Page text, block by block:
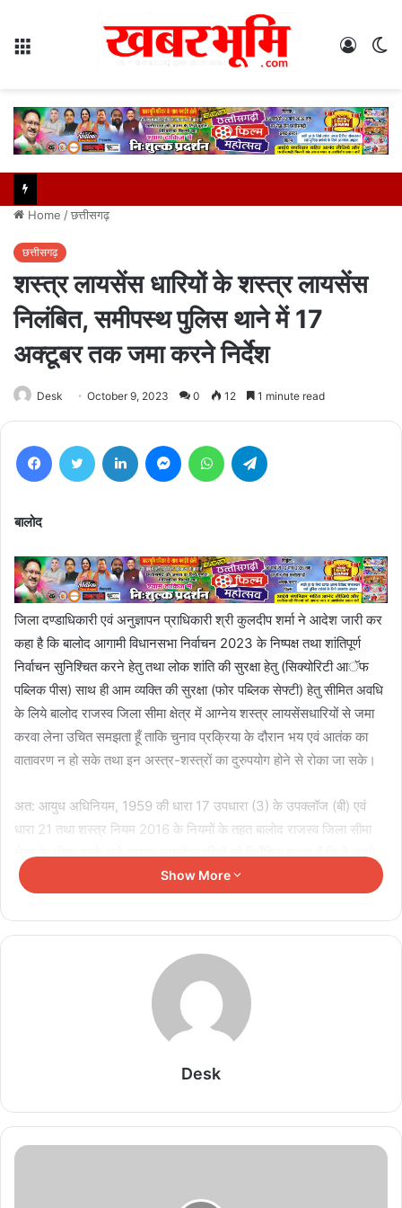
Log
Home /छत्तीसगढ़
छत्तीसगढ़
शस्त्र लायसेंस धारियों के शस्त्र लायसेंस
निलंबित, समीपस्थ पुलिस थाने में 17
अक्टूबर तक जमा करने निर्देश
Desk October 9, 2023 0 12 1 minute read
FacebookTwitter LinkedIn MessengerWhatsApp
बालोद
जिला दण्डाधिकारी एवं अनुज्ञापन प्राधिकारी श्री कुलदीप शर्मा ने आदेश जारी कर
कहा है कि बालोद आगामी विधानसभा निर्वाचन 2023 के निष्पक्ष तथा शांतिपूर्ण
निर्वाचन सुनिश्चित करने हेतु तथा लोक शांति की सुरक्षा हेतु (सिक्योरिटी आॅफ
पब्लिक पीस) साथ ही आम व्यक्ति की सुरक्षा (फोर पब्लिक सेफ्टी) हेतु सीमित अवधि
के लिये बालोद राजस्व जिला सीमा क्षेत्र में आग्नेय शस्त्र लायसेंसधारियों से जमा
करवा लेना उचित समझता हूँ ताकि चुनाव प्रक्रिया के दौरान भय एवं आतंक का
वातावरण न हो सके तथा इन अस्त्र-शस्त्रों का दुरुपयोग होने से रोका जा सके।
अत: आयुध अधिनियम, 1959 की धारा 17 उपधारा (3) के उपक्लॉज (बी) एवं
धारा 21 तथा शस्त्र नियम 2016 के नियमों के तहत बालोद राजस्व जिला सीमा
अपने आग्नेय अस्त्र-शस्त्र समीपस्थ पुलिस थाने में 17 अक्टूबर 2023 तक
जमा करें। यह आदेश जिले में निवासरत तथा बाहर के जिले से आये लायसेंसधारी
पर भी लागू होगा। सभी लायसेंसधारी विधानसभा निर्वाचन 2023 के परिणामों की
मान्यता प्राप्त बैंकों के सुरक्षा गार्ड, राष्ट्रीय रायफल संघ व जिला रायफल संघ तथा
इस जिले के औद्योगिक संस्थानों पर सुरक्षा हेतु तैनात सुरक्षा गार्ड मुक्त रहेंगे, लेकिन
ये लोग अपने अस्त्र-शस्त्र की सूचना संबंधित थाने में अवश्य देंगे तथा अपने
अस्त्र-शस्त्र बिना थाना प्रभारी की अनुमति के अपने परिसर की सीमा क्षेत्र से
हेतु आदर्श आचार संहिता प्रभावशील रहने तक के लिये सम्पूर्ण राजस्व सीमा क्षेत्र के
भीतर रहने वाले शस्त्र लायसेंसधारियों के शस्त्र लायसेंस निलंबित किये जाते हैं।
Show More
Desk